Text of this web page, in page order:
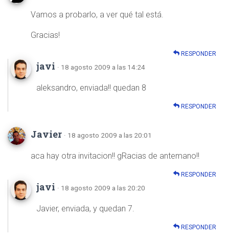
Vamos a probarlo, a ver qué tal está.
Gracias!
RESPONDER
javi · 18 agosto 2009 a las 14:24
aleksandro, enviada!! quedan 8
RESPONDER
Javier · 18 agosto 2009 a las 20:01
aca hay otra invitacion!! gRacias de antemano!!
RESPONDER
javi · 18 agosto 2009 a las 20:20
Javier, enviada, y quedan 7.
RESPONDER